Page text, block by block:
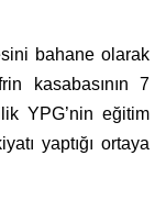
bahane olarak
kasabasının 7
YPG’nin eğitim
yaptığı ortaya